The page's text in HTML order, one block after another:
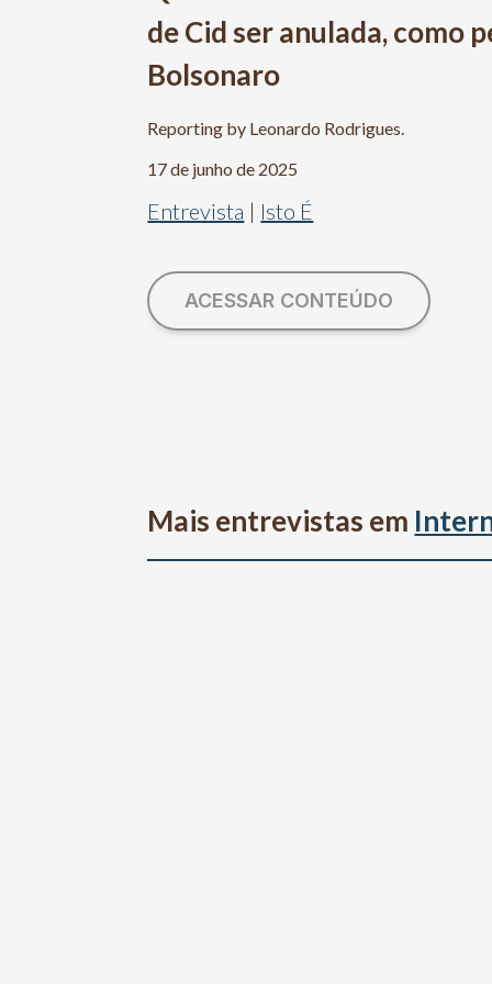
de Cid ser anulada, como
Bolsonaro
Reporting by Leonardo Rodrigues.
17 de junho de 2025
Entrevista | Isto É
ACESSAR CONTEÚDO
Mais entrevistas em